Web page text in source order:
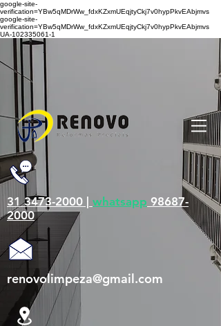
google-site-
verification=YBw5qMDrWw_fdxKZxmUEqjtyCkj7v0hypPkvEAbjmvs
google-site-
verification=YBw5qMDrWw_fdxKZxmUEqjtyCkj7v0hypPkvEAbjmvs
UA-102335061-1
31 3473-2000 | whatsapp 98687-
2000
renovolimpeza@gmail.com